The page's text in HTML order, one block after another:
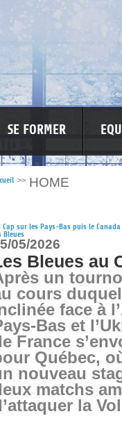
SE FORMER
>
>> HOME
Cap sur les Pays-Bas puis le
Bleues
05/2026
Bleues au
un
cours
face à
Bas et
France
Québec,
nouveau
matchs
la